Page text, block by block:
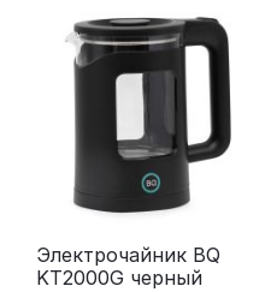
Электрочайник BQ
KT2000G черный